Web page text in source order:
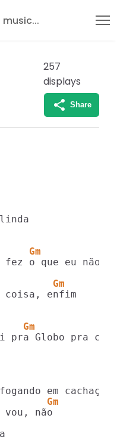
257
displays
Share
Gm
fez o que eu não
Gm
coisa, enfim
Gm
pra Globo pra
Gm
não